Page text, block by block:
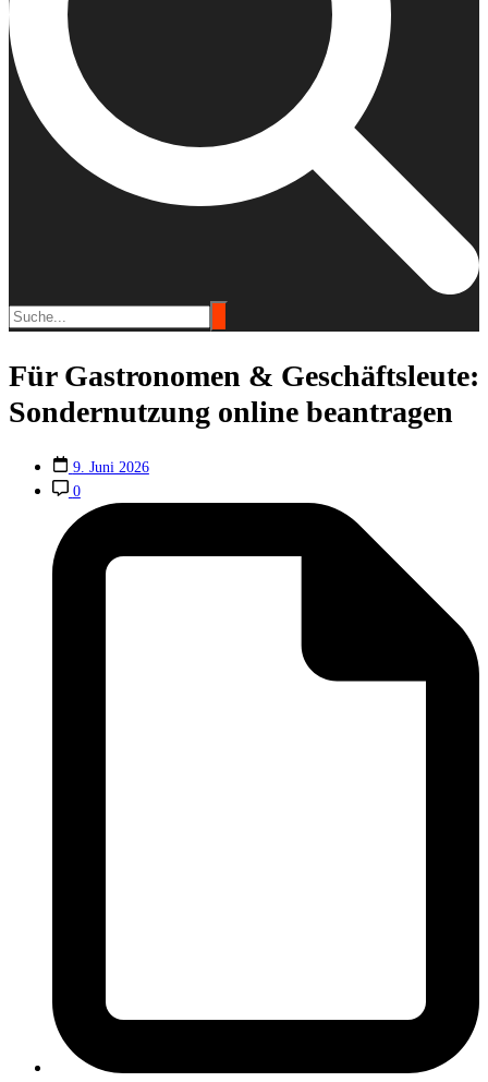
Für Gastronomen & Geschäftsleute:
Sondernutzung online beantragen
9. Juni 2026
0